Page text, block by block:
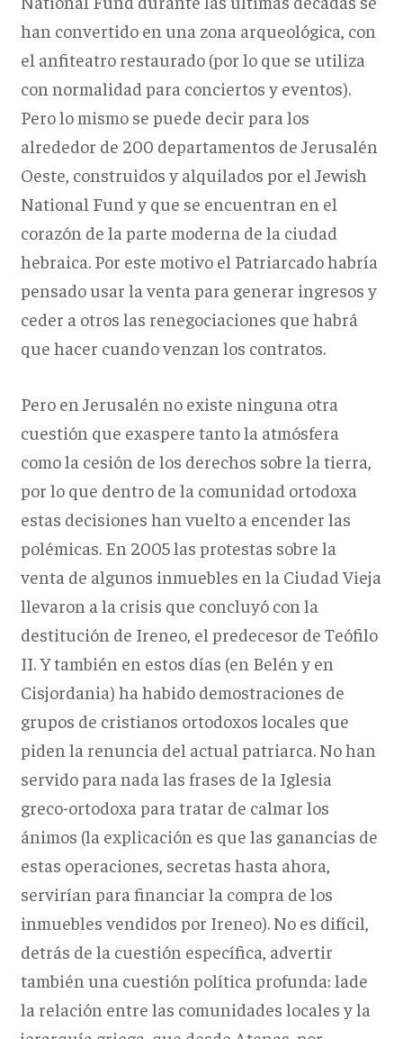
han convertido en una zona arqueológica, con
el anfiteatro restaurado (por lo que se utiliza
con normalidad para conciertos y eventos).
Pero lo mismo se puede decir para los
alrededor de 200 departamentos de Jerusalén
Oeste, construidos y alquilados por el Jewish
National Fund y que se encuentran en el
corazón de la parte moderna de la ciudad
hebraica. Por este motivo el Patriarcado habría
pensado usar la venta para generar ingresos y
ceder a otros las renegociaciones que habrá
que hacer cuando venzan los contratos.
Pero en Jerusalén no existe ninguna otra
cuestión que exaspere tanto la atmósfera
como la cesión de los derechos sobre la tierra,
por lo que dentro de la comunidad ortodoxa
estas decisiones han vuelto a encender las
polémicas. En 2005 las protestas sobre la
venta de algunos inmuebles en la Ciudad Vieja
llevaron a la crisis que concluyó con la
destitución de Ireneo, el predecesor de Teófilo
II. Y también en estos días (en Belén y en
Cisjordania) ha habido demostraciones de
grupos de cristianos ortodoxos locales que
piden la renuncia del actual patriarca. No han
servido para nada las frases de la Iglesia
greco-ortodoxa para tratar de calmar los
ánimos (la explicación es que las ganancias de
estas operaciones, secretas hasta ahora,
servirían para financiar la compra de los
inmuebles vendidos por Ireneo). No es difícil,
detrás de la cuestión específica, advertir
también una cuestión política profunda: lade
la relación entre las comunidades locales y la